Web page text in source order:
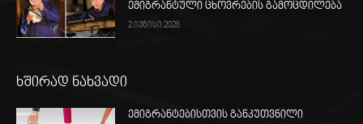
ემიგრანტული ცხოვრების გამოცდილება
2 ივნისი 2026
ხშირად ნახვადი
ემიგრანტებისთვის განკუთვნილი